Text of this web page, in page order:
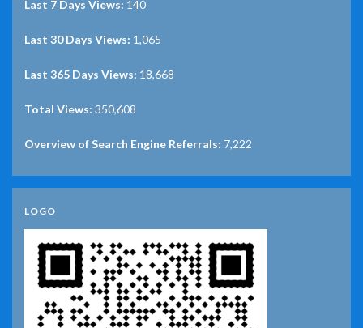
Last 7 Days Views: 140
Last 30 Days Views: 1,065
Last 365 Days Views: 18,668
Total Views: 350,608
Overview of Search Engine Referrals: 7,222
LOGO